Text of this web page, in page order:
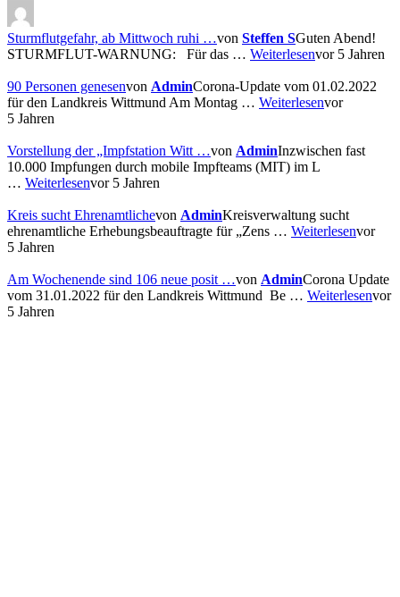
Sturmflutgefahr, ab Mittwoch ruhi …von Steffen SGuten Abend!
STURMFLUT-WARNUNG: Für das … Weiterlesenvor 5 Jahren
90 Personen genesenvon AdminCorona-Update vom 01.02.2022
für den Landkreis Wittmund Am Montag … Weiterlesenvor
5 Jahren
Vorstellung der „Impfstation Witt …von AdminInzwischen fast
10.000 Impfungen durch mobile Impfteams (MIT) im L
… Weiterlesenvor 5 Jahren
Kreis sucht Ehrenamtlichevon AdminKreisverwaltung sucht
ehrenamtliche Erhebungsbeauftragte für „Zens … Weiterlesenvor
5 Jahren
Am Wochenende sind 106 neue posit …von AdminCorona Update
vom 31.01.2022 für den Landkreis Wittmund Be … Weiterlesenvor
5 Jahren